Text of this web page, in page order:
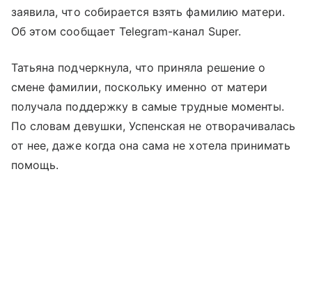
заявила, что собирается взять фамилию матери.
Об этом сообщает Telegram-канал Super.
Татьяна подчеркнула, что приняла решение о
смене фамилии, поскольку именно от матери
получала поддержку в самые трудные моменты.
По словам девушки, Успенская не отворачивалась
от нее, даже когда она сама не хотела принимать
помощь.